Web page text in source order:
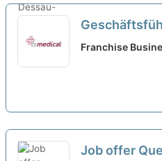
Franchise
Job offer